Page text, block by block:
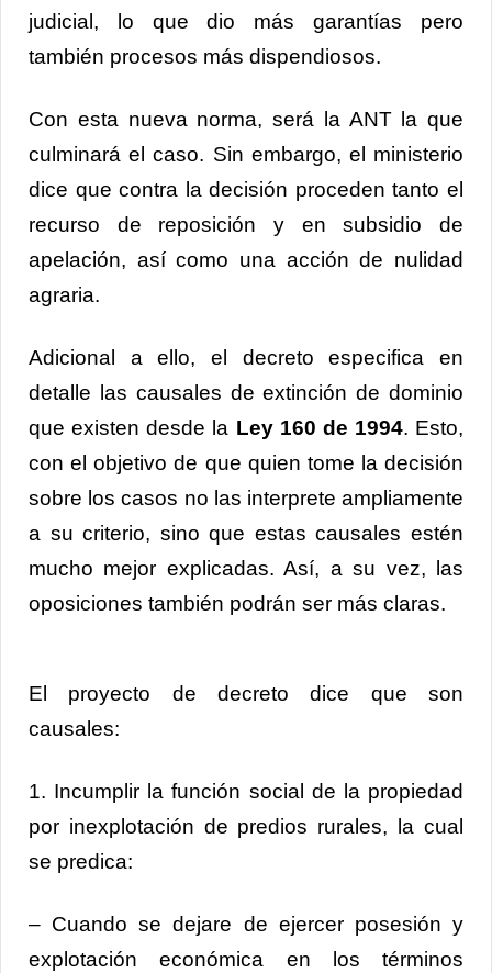
judicial, lo que dio más garantías pero
también procesos más dispendiosos.
Con esta nueva norma, será la ANT la que
culminará el caso. Sin embargo, el ministerio
dice que contra la decisión proceden tanto el
recurso de reposición y en subsidio de
apelación, así como una acción de nulidad
agraria.
Adicional a ello, el decreto especifica en
detalle las causales de extinción de dominio
que existen desde la Ley 160 de 1994. Esto,
con el objetivo de que quien tome la decisión
sobre los casos no las interprete ampliamente
a su criterio, sino que estas causales estén
mucho mejor explicadas. Así, a su vez, las
oposiciones también podrán ser más claras.
El proyecto de decreto dice que son
causales:
1. Incumplir la función social de la propiedad
por inexplotación de predios rurales, la cual
se predica:
– Cuando se dejare de ejercer posesión y
explotación económica en los términos